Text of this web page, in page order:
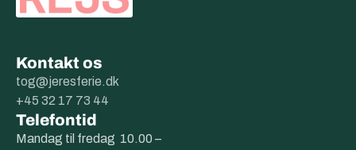
Kontakt os
tog@jeresferie.dk
+45 32 17 73 44
Telefontid
Mandag til fredag 10.00 –